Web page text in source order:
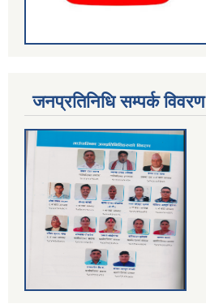
जनप्रतिनिधि सम्पर्क विवरण